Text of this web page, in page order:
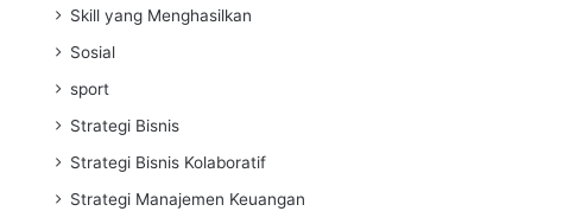
Skill yang Menghasilkan
Sosial
sport
Strategi Bisnis
Strategi Bisnis Kolaboratif
Strategi Manajemen Keuangan